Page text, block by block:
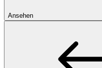
Ansehen